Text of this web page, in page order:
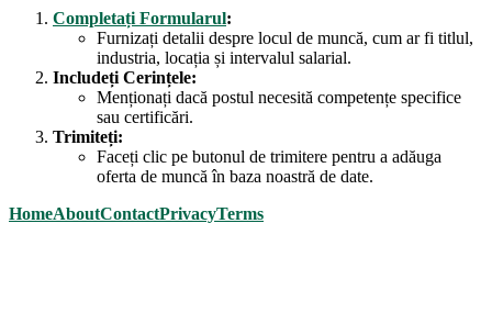
Completați Formularul:
Furnizați detalii despre locul de muncă, cum ar fi titlul,
industria, locația și intervalul salarial.
Includeți Cerințele:
Menționați dacă postul necesită competențe specifice
sau certificări.
Trimiteți:
Faceți clic pe butonul de trimitere pentru a adăuga
oferta de muncă în baza noastră de date.
HomeAboutContactPrivacyTerms